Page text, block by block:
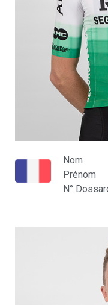
Nom
Prénom
N°